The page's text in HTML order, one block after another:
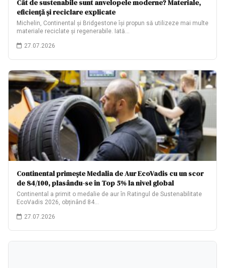
Cât de sustenabile sunt anvelopele moderne? Materiale,
eficiență și reciclare explicate
Michelin, Continental și Bridgestone își propun să utilizeze mai multe
materiale reciclate și regenerabile. Iată…
27.07.2026
Continental primește Medalia de Aur EcoVadis cu un scor
de 84/100, plasându-se în Top 5% la nivel global
Continental a primit o medalie de aur în Ratingul de Sustenabilitate
EcoVadis 2026, obținând 84…
27.07.2026